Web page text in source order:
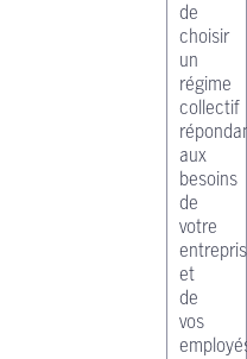
de
choisir
un
régime
collectif
aux
besoins
de
votre
et
de
vos